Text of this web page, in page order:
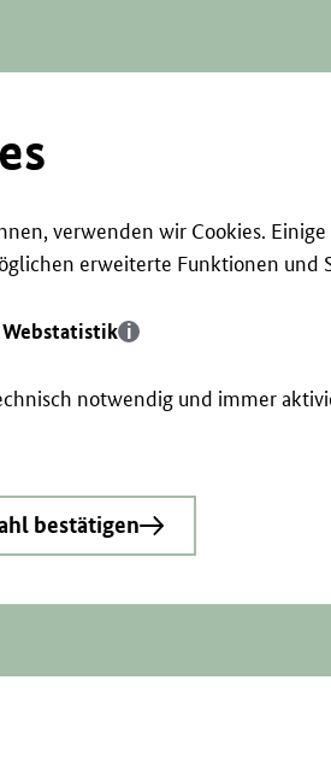
verwenden wir Cookies.
erweiterte Funktionen und
notwendig und immer
bestätigen